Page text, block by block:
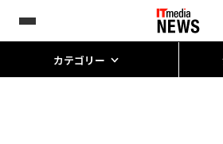
カテゴリー